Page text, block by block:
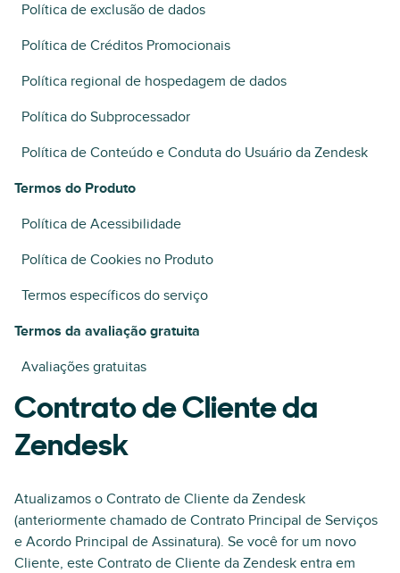
Política de exclusão de dados
Política de Créditos Promocionais
Política regional de hospedagem de dados
Política do Subprocessador
Política de Conteúdo e Conduta do Usuário da Zendesk
Termos do Produto
Política de Acessibilidade
Política de Cookies no Produto
Termos específicos do serviço
Termos da avaliação gratuita
Avaliações gratuitas
Contrato de Cliente da
Zendesk
Atualizamos o Contrato de Cliente da Zendesk
(anteriormente chamado de Contrato Principal de Serviços
e Acordo Principal de Assinatura). Se você for um novo
Cliente, este Contrato de Cliente da Zendesk entra em